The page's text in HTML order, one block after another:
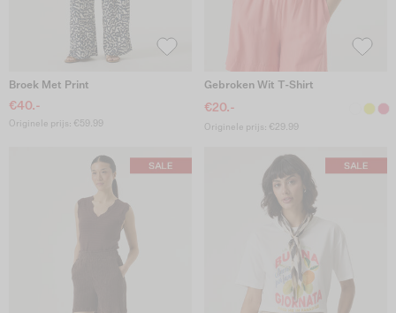
Broek Met Print
€40.-
Originele prijs: €59.99
Gebroken Wit T-Shirt
€20.-
Originele prijs: €29.99